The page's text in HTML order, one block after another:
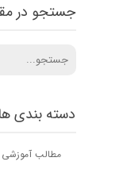
دسته بندی ها
مطالب آموزشی
جستجو در